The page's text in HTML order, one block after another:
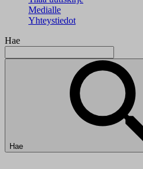
Medialle
Yhteystiedot
Hae
Hae